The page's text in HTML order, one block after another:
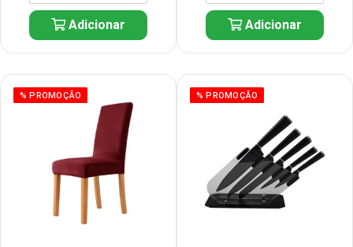
Adicionar Adicionar
% PROMOÇÃO % PROMOÇÃO